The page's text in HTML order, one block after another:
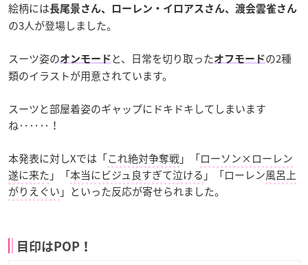
絵柄には長尾景さん、ローレン・イロアスさん、渡会雲雀さん
の3人が登場しました。
スーツ姿のオンモード と、日常を切り取ったオフモードの2種
類のイラストが用意されています。
スーツと部屋着姿のギャップにドキドキしてしまいます
ね‥‥‥！
本発表に対しXでは「これ絶対争奪戦」「ローソン×ローレン
遂に来た 」「本当にビジュ良すぎて泣ける 」「ローレン風呂上
がりえぐい 」といった反応が寄せられました。
目印はPOP！